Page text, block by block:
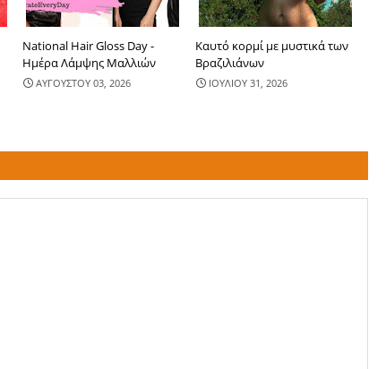
National Hair Gloss Day -
Ημέρα Λάμψης Μαλλιών
ΑΥΓΟΥΣΤΟΥ 03, 2026
Καυτό κορμί με μυστικά των
Βραζιλιάνων
ΙΟΥΛΙΟΥ 31, 2026